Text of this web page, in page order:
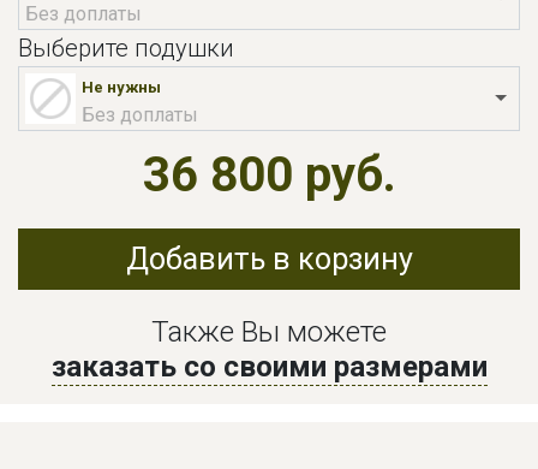
Без доплаты
Выберите подушки
Не нужны
Без доплаты
36 800 руб.
Добавить в корзину
Также Вы можете
заказать со своими размерами